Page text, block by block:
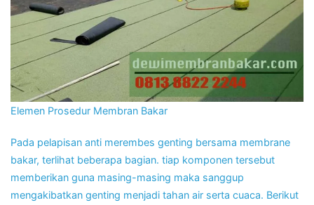
Elemen Prosedur Membran Bakar
Pada pelapisan anti merembes genting bersama membrane
bakar, terlihat beberapa bagian. tiap komponen tersebut
memberikan guna masing-masing maka sanggup
mengakibatkan genting menjadi tahan air serta cuaca. Berikut